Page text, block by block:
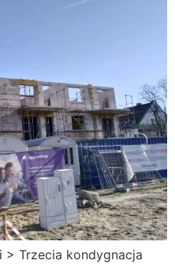
> Trzecia kondygnacja